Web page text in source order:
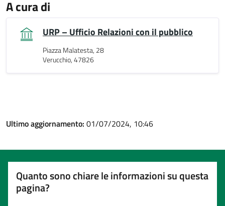
A cura di
URP – Ufficio Relazioni con il pubblico
Piazza Malatesta, 28
Verucchio, 47826
Ultimo aggiornamento: 01/07/2024, 10:46
Quanto sono chiare le informazioni su questa
pagina?